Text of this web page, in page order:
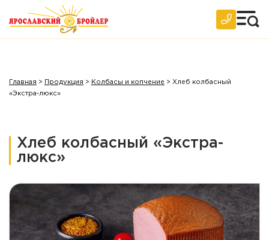
Главная > Продукция > Колбасы и копчение > Хлеб колбасный
«Экстра-люкс»
Хлеб колбасный «Экстра-
люкс»